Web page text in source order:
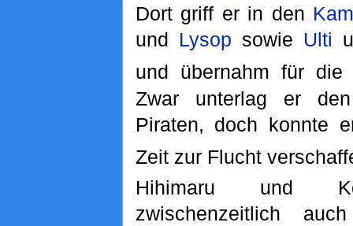
Dort griff er in den
und Lysop sowie Ulti
und übernahm für
Zwar unterlag er
Piraten, doch konnte
Zeit zur Flucht
Hihimaru und
zwischenzeitlich